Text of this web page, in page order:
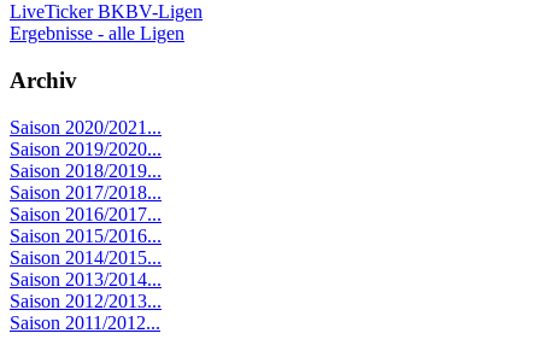
LiveTicker BKBV-Ligen
Ergebnisse - alle Ligen
Archiv
Saison 2020/2021...
Saison 2019/2020...
Saison 2018/2019...
Saison 2017/2018...
Saison 2016/2017...
Saison 2015/2016...
Saison 2014/2015...
Saison 2013/2014...
Saison 2012/2013...
Saison 2011/2012...